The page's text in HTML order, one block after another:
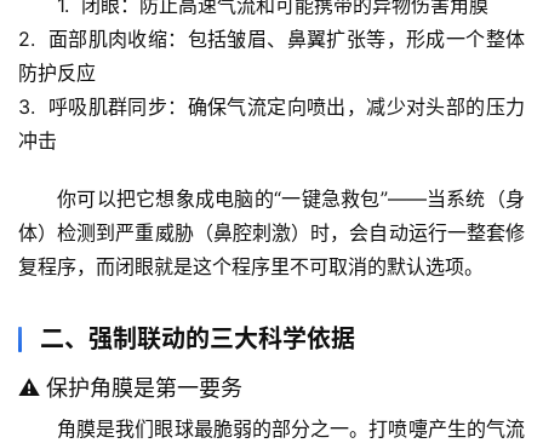
1. 闭眼 ：防止高速气流和可能携带的异物伤害角膜
2. 面部肌肉收缩：包括皱眉、鼻翼扩张等，形成一个整体
防护反应
3. 呼吸肌群同步 ：确保气流定向喷出，减少对头部的压力
冲击
你可以把它想象成电脑的“一键急救包”——当系统（身
体）检测到严重威胁（鼻腔刺激）时，会自动运行一整套修
复程序，而闭眼就是这个程序里不可取消的默认选项。
二、强制联动的三大科学依据
⚠️ 保护角膜是第一要务
角膜是我们眼球最脆弱的部分之一。打喷嚏产生的气流